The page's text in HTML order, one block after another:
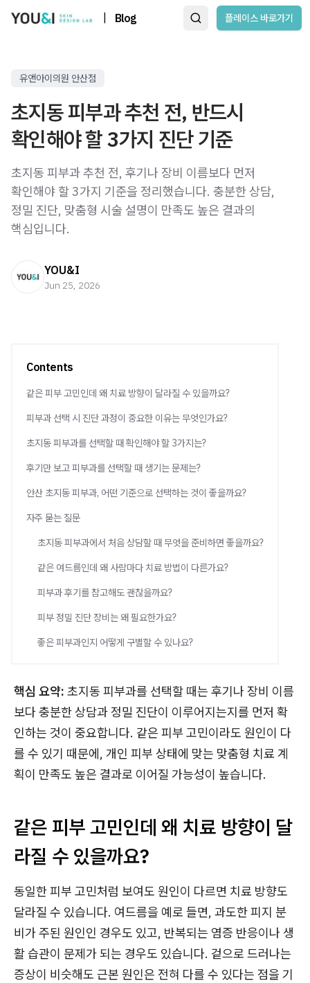
Blog 플레이스 바로가기
유앤아이의원 안산점
초지동 피부과 추천 전, 반드시
확인해야 할 3가지 진단 기준
초지동 피부과 추천 전, 후기나 장비 이름보다 먼저
확인해야 할 3가지 기준을 정리했습니다. 충분한 상담,
정밀 진단, 맞춤형 시술 설명이 만족도 높은 결과의
핵심입니다.
YOU&I
Jun 25, 2026
Contents
같은 피부 고민인데 왜 치료 방향이 달라질 수 있을까요?
피부과 선택 시 진단 과정이 중요한 이유는 무엇인가요?
초지동 피부과를 선택할 때 확인해야 할 3가지는?
후기만 보고 피부과를 선택할 때 생기는 문제는?
안산 초지동 피부과, 어떤 기준으로 선택하는 것이 좋을까요?
자주 묻는 질문
초지동 피부과에서 처음 상담할 때 무엇을 준비하면 좋을까요?
같은 여드름인데 왜 사람마다 치료 방법이 다른가요?
피부과 후기를 참고해도 괜찮을까요?
피부 정밀 진단 장비는 왜 필요한가요?
좋은 피부과인지 어떻게 구별할 수 있나요?
핵심 요약: 초지동 피부과를 선택할 때는 후기나 장비 이름
보다 충분한 상담과 정밀 진단이 이루어지는지를 먼저 확
인하는 것이 중요합니다. 같은 피부 고민이라도 원인이 다
를 수 있기 때문에, 개인 피부 상태에 맞는 맞춤형 치료 계
획이 만족도 높은 결과로 이어질 가능성이 높습니다.
같은 피부 고민인데 왜 치료 방향이 달
라질 수 있을까요?
동일한 피부 고민처럼 보여도 원인이 다르면 치료 방향도
달라질 수 있습니다. 여드름을 예로 들면, 과도한 피지 분
비가 주된 원인인 경우도 있고, 반복되는 염증 반응이나 생
활 습관이 문제가 되는 경우도 있습니다. 겉으로 드러나는
증상이 비슷해도 근본 원인은 전혀 다를 수 있다는 점을 기